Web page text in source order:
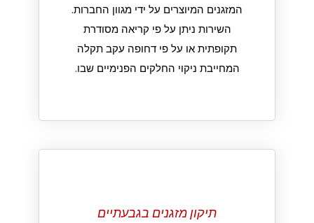
המזגנים המיוצרים על ידי מגוון החברות.
השירות ניתן על פי קריאה מסודרת
תקופתית או על פי דחופה עקב תקלה
המחייבת ניקוי החלקים הפנימיים שבו.
תיקון מזגנים בגבעתיים